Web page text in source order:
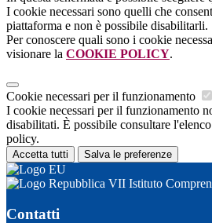
I cookie necessari sono quelli che
piattaforma e non è possibile disabilitarli.
Per conoscere quali sono i cookie
visionare la COOKIE POLICY.
Cookie necessari per il funzionamento
I cookie necessari per il funzionamento
disabilitati. È possibile consultare
policy.
Accetta tutti Salva le preferenze
VII Istituto
Contatti